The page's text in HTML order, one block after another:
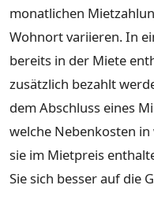
monatlichen
Wohnort variieren. In
bereits in der Miete
zusätzlich bezahlt
dem Abschluss eines
welche Nebenkosten
sie im Mietpreis
Sie sich besser auf die